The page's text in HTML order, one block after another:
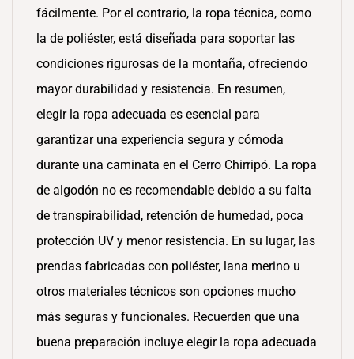
fácilmente. Por el contrario, la ropa técnica, como
la de poliéster, está diseñada para soportar las
condiciones rigurosas de la montaña, ofreciendo
mayor durabilidad y resistencia. En resumen,
elegir la ropa adecuada es esencial para
garantizar una experiencia segura y cómoda
durante una caminata en el Cerro Chirripó. La ropa
de algodón no es recomendable debido a su falta
de transpirabilidad, retención de humedad, poca
protección UV y menor resistencia. En su lugar, las
prendas fabricadas con poliéster, lana merino u
otros materiales técnicos son opciones mucho
más seguras y funcionales. Recuerden que una
buena preparación incluye elegir la ropa adecuada